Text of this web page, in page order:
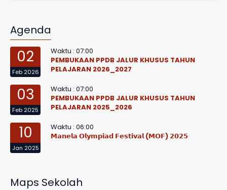
Agenda
02
Feb 2026
Waktu : 07:00
PEMBUKAAN PPDB JALUR KHUSUS TAHUN
PELAJARAN 2026_2027
03
Feb 2025
Waktu : 07:00
PEMBUKAAN PPDB JALUR KHUSUS TAHUN
PELAJARAN 2025_2026
10
Jan 2025
Waktu : 06:00
𝗠𝗮𝗻𝗲𝗹𝗮 𝗢𝗹𝘆𝗺𝗽𝗶𝗮𝗱 𝗙𝗲𝘀𝘁𝗶𝘃𝗮𝗹 (𝗠𝗢𝗙) 𝟮𝟬𝟮𝟱
Maps Sekolah